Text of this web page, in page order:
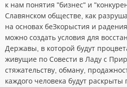
к нам понятия "бизнес" и
Славянском обществе, как
на основах беЗкорыстия и
можно создать условия для
Державы, в которой будут
живущие по Совести в Ладу с
стяжательству, обману,
каждого человека будут раскрыты